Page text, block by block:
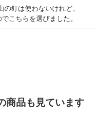
釘は使わないけれど、
こちらを選びました。
商品も見ています